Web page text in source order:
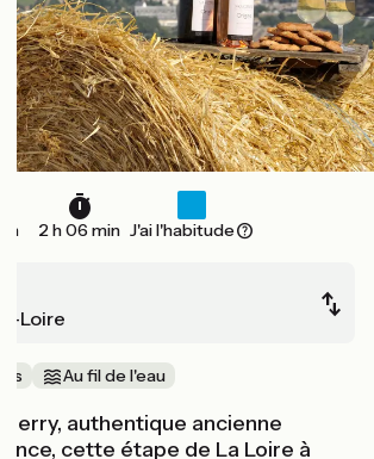
2 h 06 min J'ai l'habitude
Loire
Au fil de l'eau
Berry, authentique ancienne
cette étape de La Loire à